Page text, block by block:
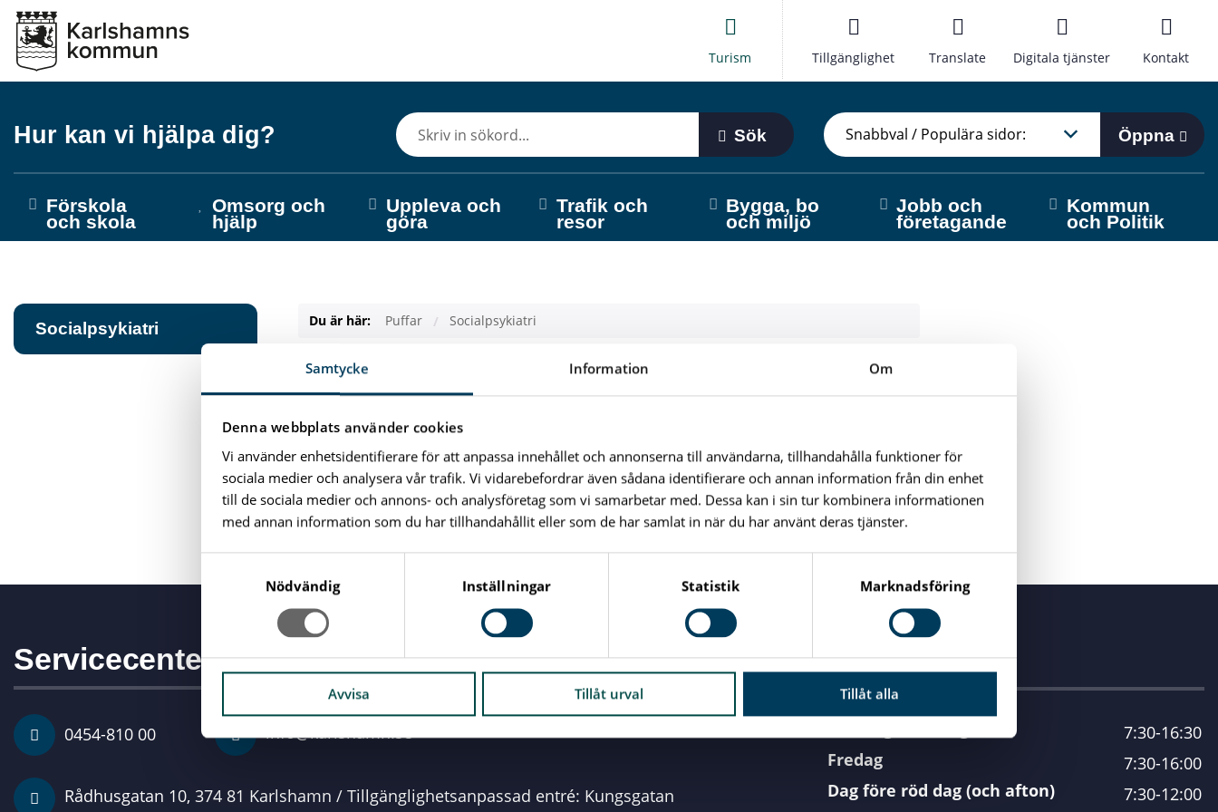
Samtycke Information Om
Denna webbplats använder cookies
Vi använder enhetsidentifierare för att anpassa innehållet och annonserna till användarna, tillhandahålla funktioner för
sociala medier och analysera vår trafik. Vi vidarebefordrar även sådana identifierare och annan information från din enhet
till de sociala medier och annons- och analysföretag som vi samarbetar med. Dessa kan i sin tur kombinera informationen
med annan information som du har tillhandahållit eller som de har samlat in när du har använt deras tjänster.
a
c
k
s
l
Nödvändig Inställningar Statistik Marknadsföring
Avvisa Tillåt urval Tillåt alla
Turism Tillgänglighet Translate Digitala tjänster Kontakt
Hur kan vi hjälpa dig? Sök Öppna
Förskola
och skola
Omsorg och
hjälp
Uppleva och
göra
Trafik och
resor
Bygga, bo
och miljö
Jobb och
företagande
Kommun
och Politik
Socialpsykiatri Du är här: Puffar Socialpsykiatri
Socialpsykiatri
Senast uppdaterad: 2019-03-12
DELA:
Kopiera länk
Skriv ut sidan
Servicecenter Vid alla dina frågor
0454-810 00 info@karlshamn.se
Rådhusgatan 10, 374 81 Karlshamn / Tillgänglighetsanpassad entré: Kungsgatan
Öppettider
7:30-16:30
Fredag
7:30-16:00
Dag före röd dag (och afton)
7:30-12:00